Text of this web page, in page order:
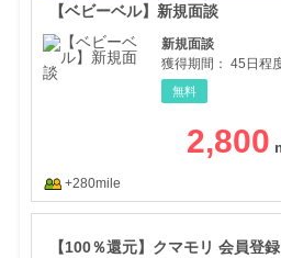
【ベビーベル】新規面談
新規面談
獲得期間： 45日程
無料
2,800
+280mile
【100％還元】クマモリ 会員登録